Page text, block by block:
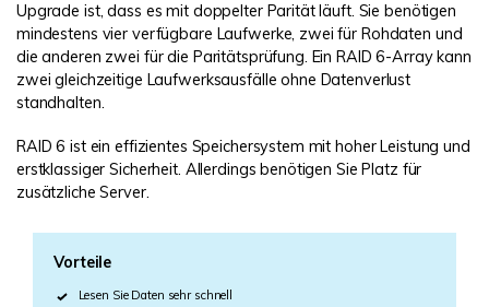
Upgrade ist, dass es mit doppelter Parität läuft. Sie benötigen
mindestens vier verfügbare Laufwerke, zwei für Rohdaten und
die anderen zwei für die Paritätsprüfung. Ein RAID 6-Array kann
zwei gleichzeitige Laufwerksausfälle ohne Datenverlust
standhalten.
RAID 6 ist ein effizientes Speichersystem mit hoher Leistung und
erstklassiger Sicherheit. Allerdings benötigen Sie Platz für
zusätzliche Server.
Vorteile
Lesen Sie Daten sehr schnell